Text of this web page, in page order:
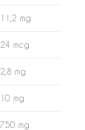
11,2 mg
24 mcg
2,8 mg
10 mg
750 mg